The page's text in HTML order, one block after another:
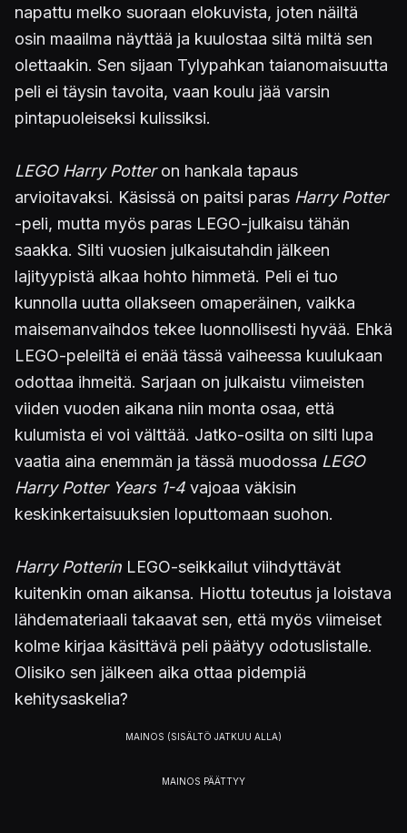
napattu melko suoraan elokuvista, joten näiltä
osin maailma näyttää ja kuulostaa siltä miltä sen
olettaakin. Sen sijaan Tylypahkan taianomaisuutta
peli ei täysin tavoita, vaan koulu jää varsin
pintapuoleiseksi kulissiksi.
LEGO Harry Potteron hankala tapaus
arvioitavaksi. Käsissä on paitsi paras Harry Potter
-peli, mutta myös paras LEGO-julkaisu tähän
saakka. Silti vuosien julkaisutahdin jälkeen
lajityypistä alkaa hohto himmetä. Peli ei tuo
kunnolla uutta ollakseen omaperäinen, vaikka
maisemanvaihdos tekee luonnollisesti hyvää. Ehkä
LEGO-peleiltä ei enää tässä vaiheessa kuulukaan
odottaa ihmeitä. Sarjaan on julkaistu viimeisten
viiden vuoden aikana niin monta osaa, että
kulumista ei voi välttää. Jatko-osilta on silti lupa
vaatia aina enemmän ja tässä muodossa LEGO
Harry Potter Years 1-4 vajoaa väkisin
keskinkertaisuuksien loputtomaan suohon.
Harry Potterin LEGO-seikkailut viihdyttävät
kuitenkin oman aikansa. Hiottu toteutus ja loistava
lähdemateriaali takaavat sen, että myös viimeiset
kolme kirjaa käsittävä peli päätyy odotuslistalle.
Olisiko sen jälkeen aika ottaa pidempiä
kehitysaskelia?